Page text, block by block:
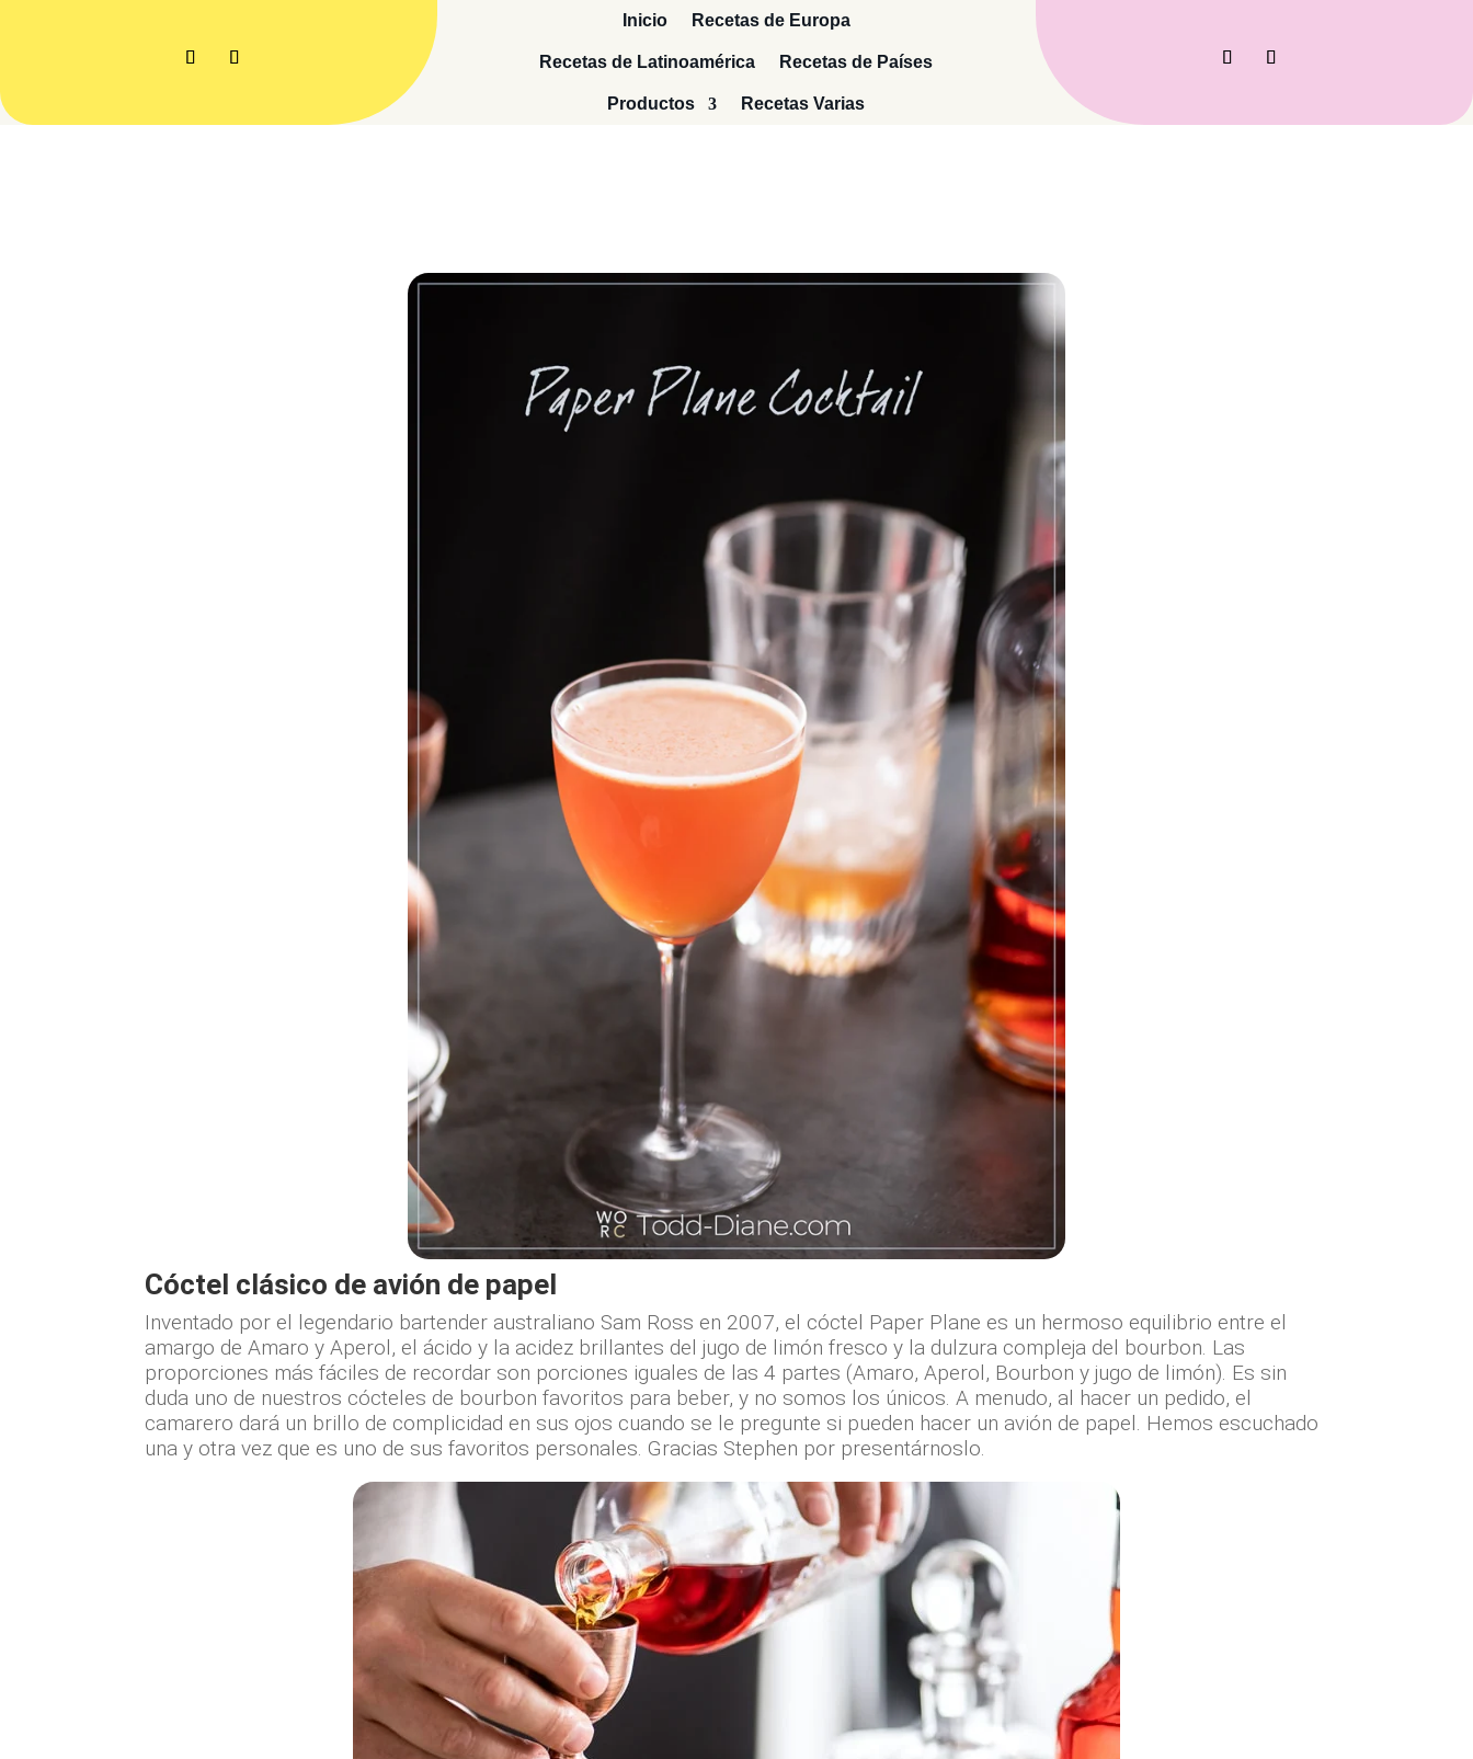
Inicio Recetas de Europa
Recetas de Latinoamérica Recetas de Países
Productos Recetas Varias
Cóctel clásico de avión de papel
Inventado por el legendario bartender australiano Sam Ross en 2007, el cóctel Paper Plane es un hermoso equilibrio entre el
amargo de Amaro y Aperol, el ácido y la acidez brillantes del jugo de limón fresco y la dulzura compleja del bourbon. Las
proporciones más fáciles de recordar son porciones iguales de las 4 partes (Amaro, Aperol, Bourbon y jugo de limón). Es sin
duda uno de nuestros cócteles de bourbon favoritos para beber, y no somos los únicos. A menudo, al hacer un pedido, el
camarero dará un brillo de complicidad en sus ojos cuando se le pregunte si pueden hacer un avión de papel. Hemos escuchado
una y otra vez que es uno de sus favoritos personales. Gracias Stephen por presentárnoslo.